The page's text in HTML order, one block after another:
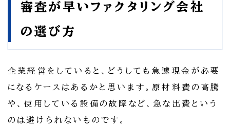
審査が早いファクタリング会社
の選び方
企業経営をしていると、どうしても急遽現金が必要
になるケースはあるかと思います。原材料費の高騰
や、使用している設備の故障など、急な出費という
のは避けられないものです。